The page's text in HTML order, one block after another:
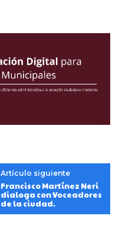
Artículo siguiente
Francisco Martínez Neri
dialoga con Voceadores
de la ciudad.